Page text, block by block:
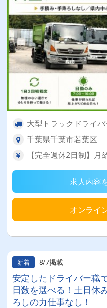
大型トラックドライ
千葉県千葉市若葉区
【完全週休2日制】月
求人内容
オンライ
新着 8/7掲載
安定したドライバー職
日数を選べる！土日休
ろしの力仕事なし！